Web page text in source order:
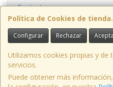
Política de Cookies de
Configurar Rechazar
Utilizamos cookies propias y
servicios.
Puede obtener más
Contacto
Política Privacidad
Contacto